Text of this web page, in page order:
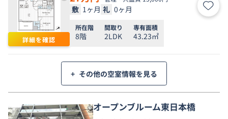
詳細を確認
敷 1ヶ月 礼 0ヶ月 お気
所在階
8階
間取り
2LDK
専有面積
43.23㎡
+ その他の空室情報を見る
オープンブルーム東日本橋